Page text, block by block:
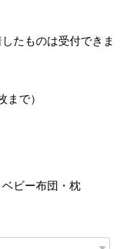
たものは受付できま
まで）
ビー布団・枕